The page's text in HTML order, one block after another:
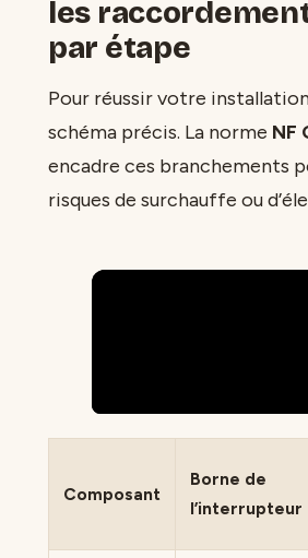
les
par étape
Pour réussir votre
schéma précis. La norme NF
encadre ces branchements
risques de surchauffe ou
Composant
Borne de
l’interrupteur